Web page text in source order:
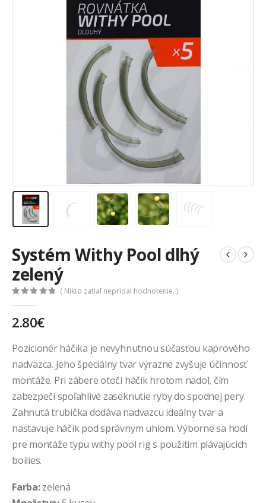
Systém Withy Pool dlhý
zelený
( Nikto zatiaľ nepridal hodnotenie. )
2.80€
Pozicionér háčika je nevyhnutnou súčasťou kaprového
nadväzca. Jeho špeciálny tvar výrazne zvyšuje účinnosť
montáže. Pri zábere otočí háčik hrotom nadol, čím
zabezpečí spoľahlivé zaseknutie ryby do spodnej pery.
Zahnutá trubička dodáva nadväzcu ideálny tvar a
nastavuje háčik pod správnym uhlom. Výborne sa hodí
pre montáže typu withy pool rig s použitím plávajúcich
boilies.
Farba:zelená